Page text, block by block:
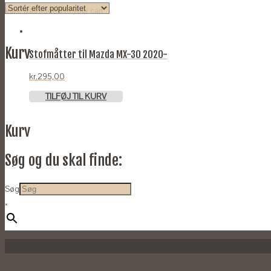
Varewas added to your cart
KurvStofmåtter til Mazda MX-30 2020-
kr.295,00
TILFØJ TIL KURV
Kurv
Søg og du skal finde:
Søg
×